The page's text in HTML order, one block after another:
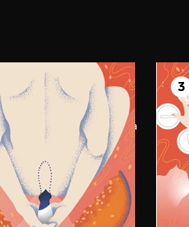
2
se e lentamente insira
até sentir que está bem
dentro de você.
3